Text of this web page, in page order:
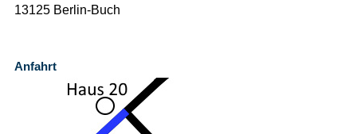
13125 Berlin-Buch
Anfahrt